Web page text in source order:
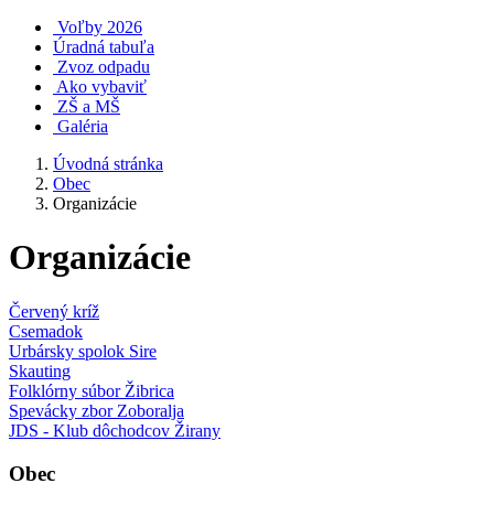
Voľby 2026
Úradná tabuľa
Zvoz odpadu
Ako vybaviť
ZŠ a MŠ
Galéria
Úvodná stránka
Obec
Organizácie
Organizácie
Červený kríž
Csemadok
Urbársky spolok Sire
Skauting
Folklórny súbor Žibrica
Spevácky zbor Zoboralja
JDS - Klub dôchodcov Žirany
Obec